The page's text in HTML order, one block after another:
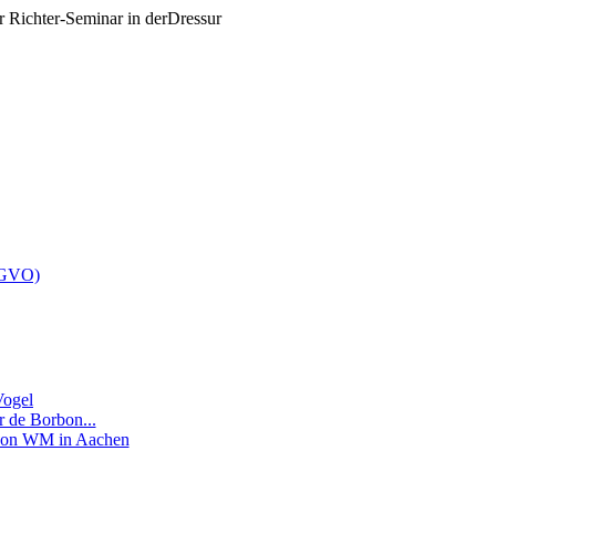
Richter-Seminar in derDressur
de Borbon...
WM in Aachen